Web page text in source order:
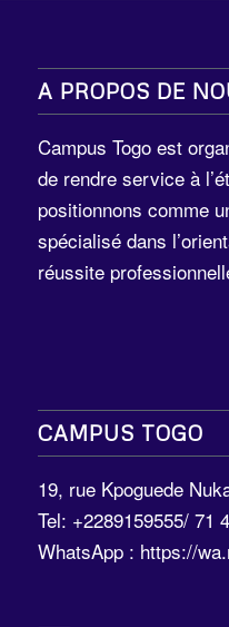
A PROPOS DE
Campus Togo est
de rendre service à
positionnons comme
spécialisé dans
réussite
CAMPUS TOGO
19, rue Kpoguede
Tel: +2289159555/ 71
WhatsApp : https://